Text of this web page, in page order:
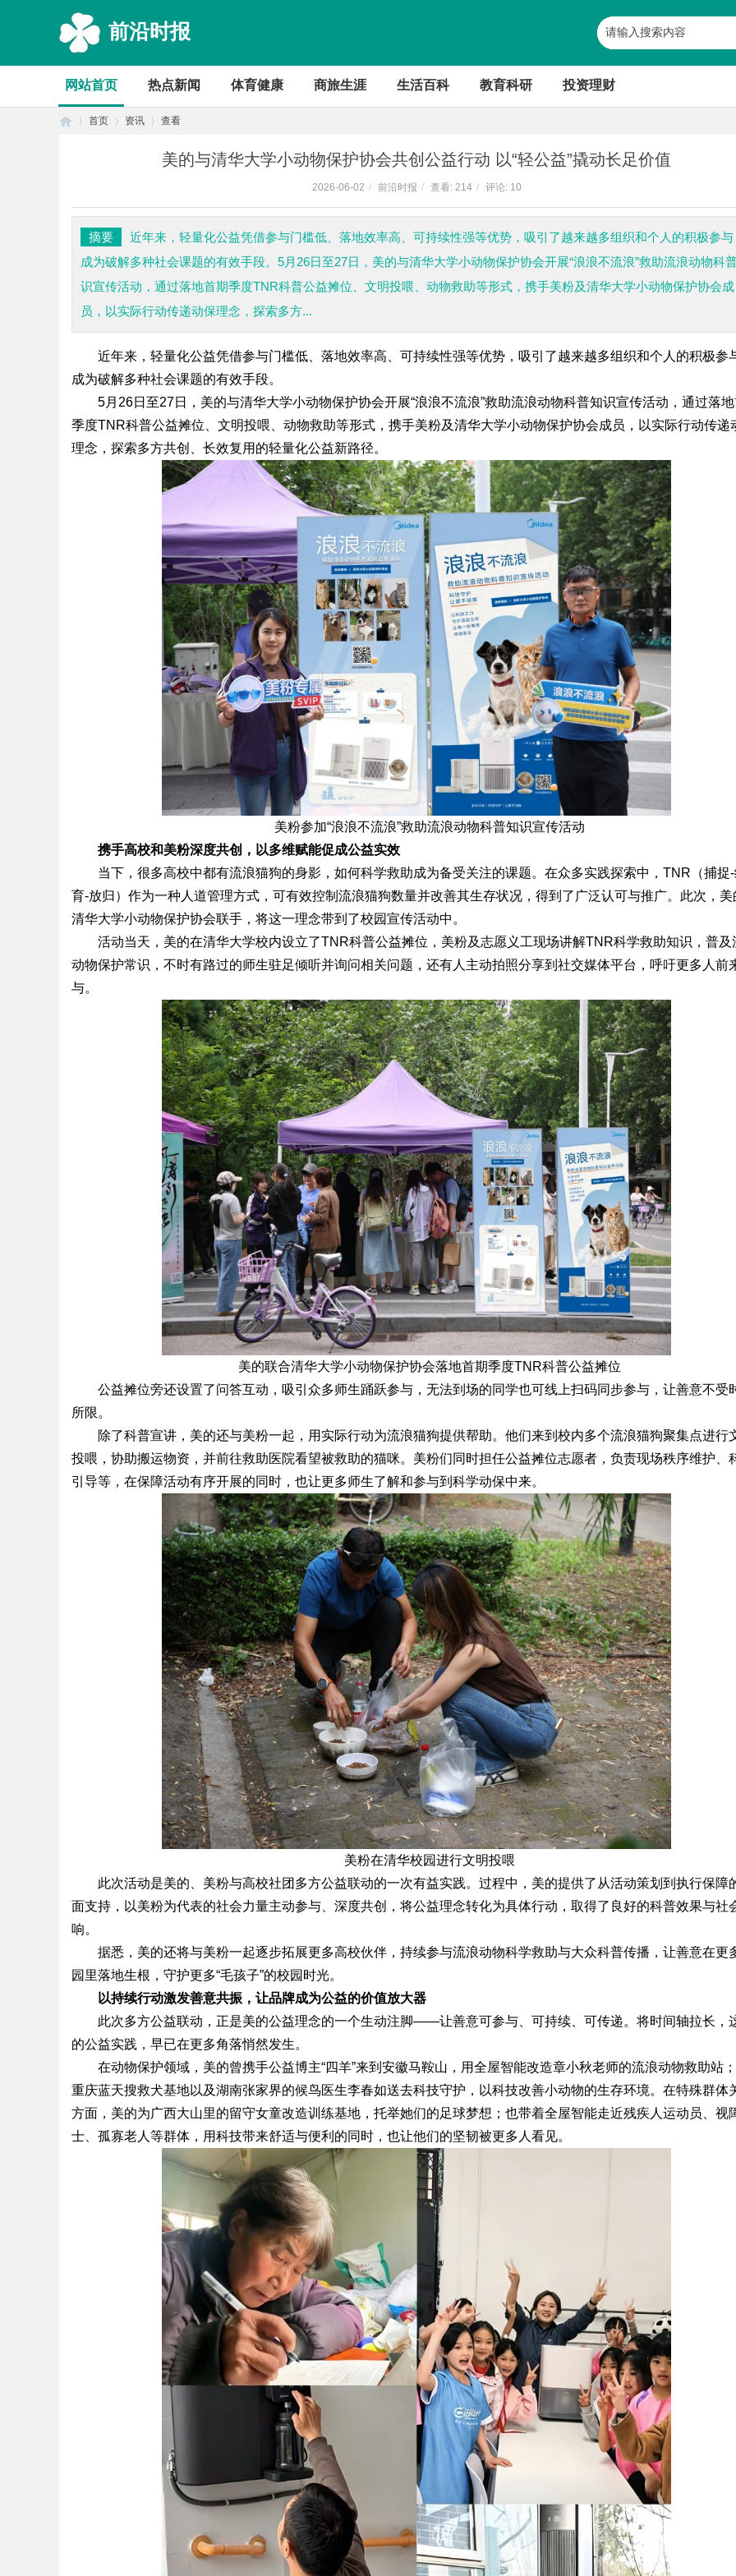
前沿时报
网站首页 热点新闻 体育健康 商旅生涯 生活百科 教育科研 投资理财
首页 资讯 查看
美的与清华大学小动物保护协会共创公益行动 以“轻公益”撬动长足价值
2026-06-02 / 前沿时报 / 查看: 214 / 评论: 10
摘要
近年来，轻量化公益凭借参与门槛低、落地效率高、可持续性强等优势，吸引了越来越多组织和个人的积极参与
成为破解多种社会课题的有效手段。5月26日至27日，美的与清华大学小动物保护协会开展“浪浪不流浪”救助流浪动物科
识宣传活动，通过落地首期季度TNR科普公益摊位、文明投喂、动物救助等形式，携手美粉及清华大学小动物保护协会成
员，以实际行动传递动保理念，探索多方...
近年来，轻量化公益凭借参与门槛低、落地效率高、可持续性强等优势，吸引了越来越多组织和个人的积极参
成为破解多种社会课题的有效手段。
5月26日至27日，美的与清华大学小动物保护协会开展“浪浪不流浪”救助流浪动物科普知识宣传活动，通过落地
季度TNR科普公益摊位、文明投喂、动物救助等形式，携手美粉及清华大学小动物保护协会成员，以实际行动传递
理念，探索多方共创、长效复用的轻量化公益新路径。
美粉参加“浪浪不流浪”救助流浪动物科普知识宣传活动
携手高校和美粉深度共创，以多维赋能促成公益实效
当下，很多高校中都有流浪猫狗的身影，如何科学救助成为备受关注的课题。在众多实践探索中，TNR（捕捉
育-放归）作为一种人道管理方式，可有效控制流浪猫狗数量并改善其生存状况，得到了广泛认可与推广。此次，美
清华大学小动物保护协会联手，将这一理念带到了校园宣传活动中。
活动当天，美的在清华大学校内设立了TNR科普公益摊位，美粉及志愿义工现场讲解TNR科学救助知识，普及
动物保护常识，不时有路过的师生驻足倾听并询问相关问题，还有人主动拍照分享到社交媒体平台，呼吁更多人前
与。
美的联合清华大学小动物保护协会落地首期季度TNR科普公益摊位
公益摊位旁还设置了问答互动，吸引众多师生踊跃参与，无法到场的同学也可线上扫码同步参与，让善意不受
所限。
除了科普宣讲，美的还与美粉一起，用实际行动为流浪猫狗提供帮助。他们来到校内多个流浪猫狗聚集点进行
投喂，协助搬运物资，并前往救助医院看望被救助的猫咪。美粉们同时担任公益摊位志愿者，负责现场秩序维护、
引导等，在保障活动有序开展的同时，也让更多师生了解和参与到科学动保中来。
美粉在清华校园进行文明投喂
此次活动是美的、美粉与高校社团多方公益联动的一次有益实践。过程中，美的提供了从活动策划到执行保障
面支持，以美粉为代表的社会力量主动参与、深度共创，将公益理念转化为具体行动，取得了良好的科普效果与社
响。
据悉，美的还将与美粉一起逐步拓展更多高校伙伴，持续参与流浪动物科学救助与大众科普传播，让善意在更
园里落地生根，守护更多“毛孩子”的校园时光。
以持续行动激发善意共振，让品牌成为公益的价值放大器
此次多方公益联动，正是美的公益理念的一个生动注脚——让善意可参与、可持续、可传递。将时间轴拉长，
的公益实践，早已在更多角落悄然发生。
在动物保护领域，美的曾携手公益博主“四羊”来到安徽马鞍山，用全屋智能改造章小秋老师的流浪动物救助站
重庆蓝天搜救犬基地以及湖南张家界的候鸟医生李春如送去科技守护，以科技改善小动物的生存环境。在特殊群体
方面，美的为广西大山里的留守女童改造训练基地，托举她们的足球梦想；也带着全屋智能走近残疾人运动员、视
士、孤寡老人等群体，用科技带来舒适与便利的同时，也让他们的坚韧被更多人看见。